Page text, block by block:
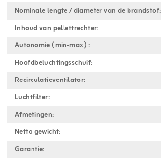
Nominale lengte / diameter van de brandstof:
Inhoud van pellettrechter:
Autonomie (min-max) :
Hoofdbeluchtingsschuif:
Recirculatieventilator:
Luchtfilter:
Afmetingen:
Netto gewicht:
Garantie: